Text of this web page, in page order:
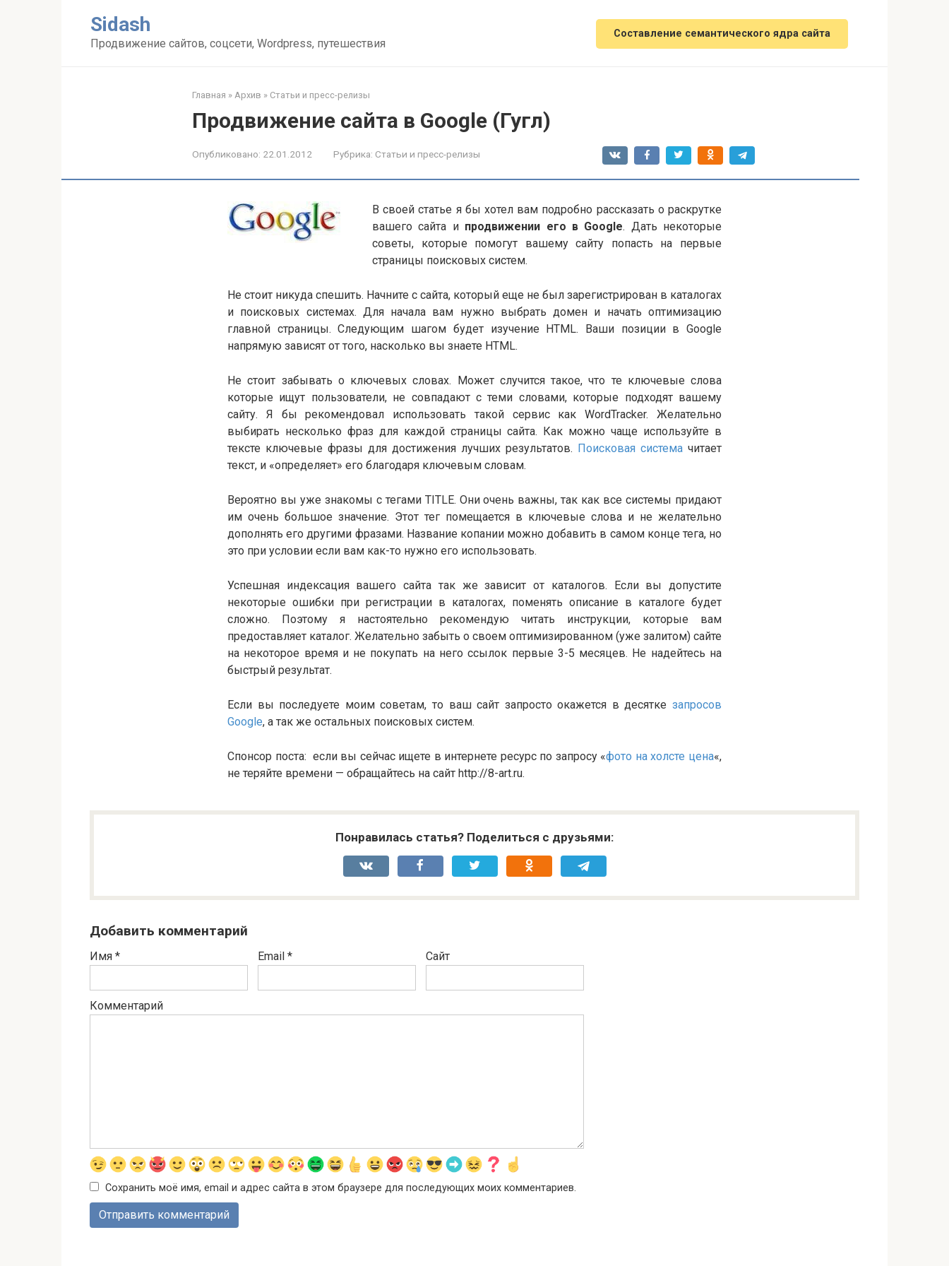
Sidash
Продвижение сайтов, соцсети, Wordpress, путешествия
Составление семантического ядра сайта
Главная » Архив » Статьи и пресс-релизы
Продвижение сайта в Google (Гугл)
Опубликовано: 22.01.2012 Рубрика: Статьи и пресс-релизы
В своей статье я бы хотел вам подробно рассказать о раскрутке
вашего сайта и продвижении его в Google. Дать некоторые
советы, которые помогут вашему сайту попасть на первые
страницы поисковых систем.
Не стоит никуда спешить. Начните с сайта, который еще не был зарегистрирован в каталогах
и поисковых системах. Для начала вам нужно выбрать домен и начать оптимизацию
главной страницы. Следующим шагом будет изучение HTML. Ваши позиции в Google
напрямую зависят от того, насколько вы знаете HTML.
Не стоит забывать о ключевых словах. Может случится такое, что те ключевые слова
которые ищут пользователи, не совпадают с теми словами, которые подходят вашему
сайту. Я бы рекомендовал использовать такой сервис как WordTracker. Желательно
выбирать несколько фраз для каждой страницы сайта. Как можно чаще используйте в
тексте ключевые фразы для достижения лучших результатов. Поисковая система читает
текст, и «определяет» его благодаря ключевым словам.
Вероятно вы уже знакомы с тегами TITLE. Они очень важны, так как все системы придают
им очень большое значение. Этот тег помещается в ключевые слова и не желательно
дополнять его другими фразами. Название копании можно добавить в самом конце тега, но
это при условии если вам как-то нужно его использовать.
Успешная индексация вашего сайта так же зависит от каталогов. Если вы допустите
некоторые ошибки при регистрации в каталогах, поменять описание в каталоге будет
сложно. Поэтому я настоятельно рекомендую читать инструкции, которые вам
предоставляет каталог. Желательно забыть о своем оптимизированном (уже залитом) сайте
на некоторое время и не покупать на него ссылок первые 3-5 месяцев. Не надейтесь на
быстрый результат.
Если вы последуете моим советам, то ваш сайт запросто окажется в десятке запросов
Google, а так же остальных поисковых систем.
Спонсор поста: если вы сейчас ищете в интернете ресурс по запросу «фото на холсте цена«,
не теряйте времени — обращайтесь на сайт http://8-art.ru.
Понравилась статья? Поделиться с друзьями:
Добавить комментарий
Имя * Email * Сайт
Комментарий
Сохранить моё имя, email и адрес сайта в этом браузере для последующих моих комментариев.